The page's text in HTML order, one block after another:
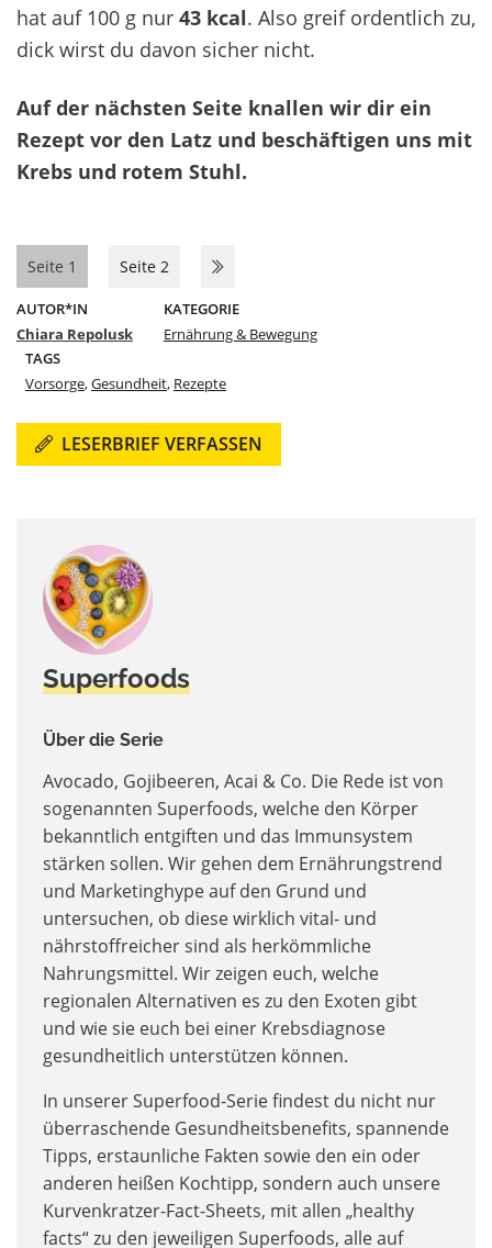
hat auf 100 g nur 43 kcal. Also greif ordentlich zu,
dick wirst du davon sicher nicht.
Auf der nächsten Seite knallen wir dir ein
Rezept vor den Latz und beschäftigen uns mit
Krebs und rotem Stuhl.
Seite 1 Seite 2
AUTOR*IN
Chiara Repolusk
KATEGORIE
Ernährung & Bewegung
TAGS
Vorsorge,Gesundheit, Rezepte
LESERBRIEF VERFASSEN
Superfoods
Über die Serie
Avocado, Gojibeeren, Acai & Co. Die Rede ist von
sogenannten Superfoods, welche den Körper
bekanntlich entgiften und das Immunsystem
stärken sollen. Wir gehen dem Ernährungstrend
und Marketinghype auf den Grund und
untersuchen, ob diese wirklich vital- und
nährstoffreicher sind als herkömmliche
Nahrungsmittel. Wir zeigen euch, welche
regionalen Alternativen es zu den Exoten gibt
und wie sie euch bei einer Krebsdiagnose
gesundheitlich unterstützen können.
In unserer Superfood-Serie findest du nicht nur
überraschende Gesundheitsbenefits, spannende
Tipps, erstaunliche Fakten sowie den ein oder
anderen heißen Kochtipp, sondern auch unsere
Kurvenkratzer-Fact-Sheets, mit allen „healthy
facts“ zu den jeweiligen Superfoods, alle auf